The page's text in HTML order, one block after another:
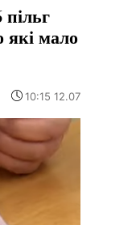
які мало
10:15 12.07